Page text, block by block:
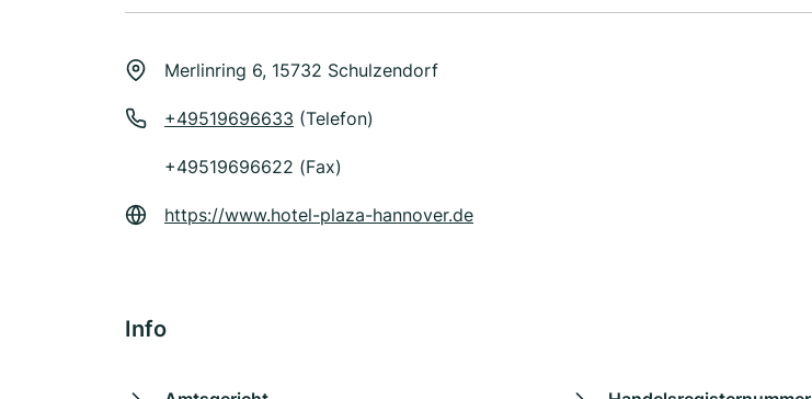
Merlinring 6, 15732 Schulzendorf
+49519696633 (Telefon)
+49519696622 (Fax)
https://www.hotel-plaza-hannover.de
Info